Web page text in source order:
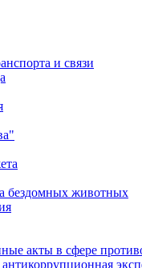
и связи
бездомных животных
акты в сфере